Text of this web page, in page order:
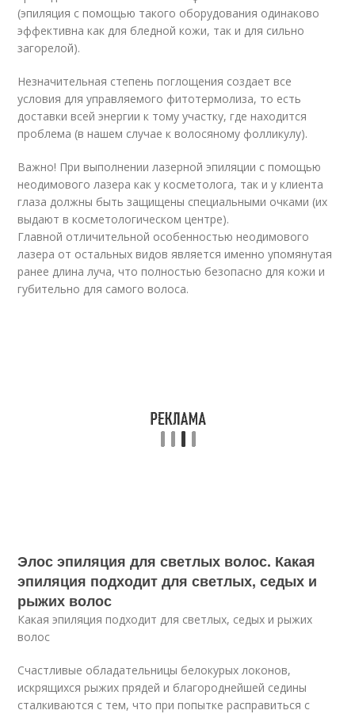
(эпиляция с помощью такого оборудования одинаково
эффективна как для бледной кожи, так и для сильно
загорелой).
Незначительная степень поглощения создает все
условия для управляемого фитотермолиза, то есть
доставки всей энергии к тому участку, где находится
проблема (в нашем случае к волосяному фолликулу).
Важно! При выполнении лазерной эпиляции с помощью
неодимового лазера как у косметолога, так и у клиента
глаза должны быть защищены специальными очками (их
выдают в косметологическом центре).
Главной отличительной особенностью неодимового
лазера от остальных видов является именно упомянутая
ранее длина луча, что полностью безопасно для кожи и
губительно для самого волоса.
Элос эпиляция для светлых волос. Какая
эпиляция подходит для светлых, седых и
рыжих волос
Какая эпиляция подходит для светлых, седых и рыжих
волос
Счастливые обладательницы белокурых локонов,
искрящихся рыжих прядей и благороднейшей седины
сталкиваются с тем, что при попытке расправиться с